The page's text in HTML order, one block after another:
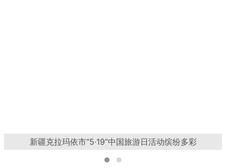
新疆克拉玛依市“5·19”中国旅游日活动缤纷多彩